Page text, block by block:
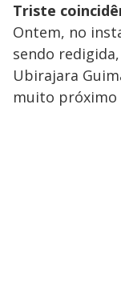
Triste
Ontem, no
sendo
Ubirajara
muito próximo